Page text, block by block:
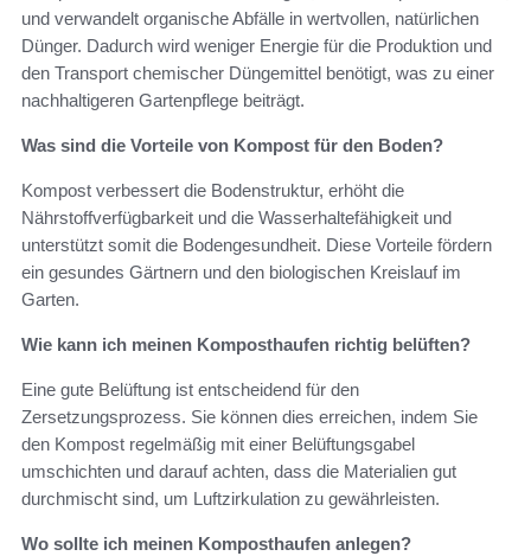
und verwandelt organische Abfälle in wertvollen, natürlichen
Dünger. Dadurch wird weniger Energie für die Produktion und
den Transport chemischer Düngemittel benötigt, was zu einer
nachhaltigeren Gartenpflege beiträgt.
Was sind die Vorteile von Kompost für den Boden?
Kompost verbessert die Bodenstruktur, erhöht die
Nährstoffverfügbarkeit und die Wasserhaltefähigkeit und
unterstützt somit die Bodengesundheit. Diese Vorteile fördern
ein gesundes Gärtnern und den biologischen Kreislauf im
Garten.
Wie kann ich meinen Komposthaufen richtig belüften?
Eine gute Belüftung ist entscheidend für den
Zersetzungsprozess. Sie können dies erreichen, indem Sie
den Kompost regelmäßig mit einer Belüftungsgabel
umschichten und darauf achten, dass die Materialien gut
durchmischt sind, um Luftzirkulation zu gewährleisten.
Wo sollte ich meinen Komposthaufen anlegen?